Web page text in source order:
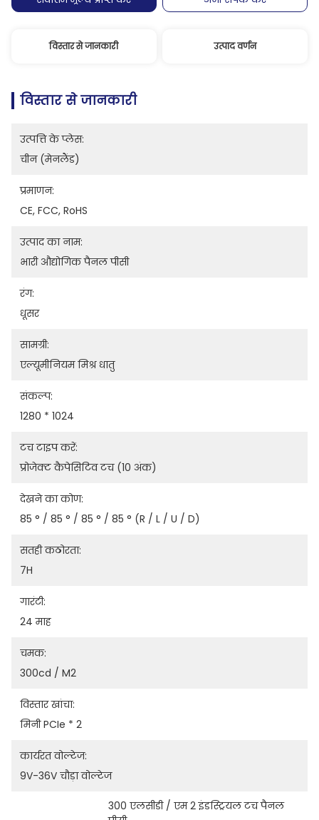
विस्तार से जानकारी उत्पाद वर्णन
विस्तार से जानकारी
उत्पत्ति के प्लेस:
चीन (मेनलैंड)
प्रमाणन:
CE, FCC, RoHS
उत्पाद का नाम:
भारी औद्योगिक पैनल पीसी
रंग:
धूसर
सामग्री:
एल्यूमीनियम मिश्र धातु
संकल्प:
1280 * 1024
टच टाइप करें:
प्रोजेक्ट कैपेसिटिव टच (10 अंक)
देखने का कोण:
85 ° / 85 ° / 85 ° / 85 ° (R / L / U / D)
सतही कठोरता:
7H
गारंटी:
24 माह
चमक:
300cd / M2
विस्तार खांचा:
मिनी PCIe * 2
कार्यरत वोल्टेज:
9V-36V चौड़ा वोल्टेज
300 एलसीडी / एम 2 इंडस्ट्रियल टच पैनल